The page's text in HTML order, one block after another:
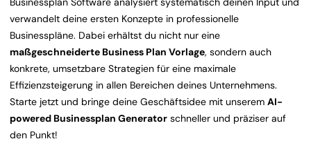
verwandelt deine ersten Konzepte in professionelle
Businesspläne. Dabei erhältst du nicht nur eine
maßgeschneiderte Business Plan Vorlage, sondern auch
konkrete, umsetzbare Strategien für eine maximale
Effizienzsteigerung in allen Bereichen deines Unternehmens.
Starte jetzt und bringe deine Geschäftsidee mit unserem AI-
powered Businessplan Generator schneller und präziser auf
den Punkt!